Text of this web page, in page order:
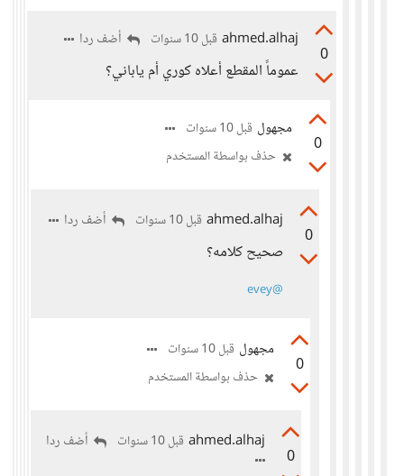
0
ahmed.alhaj قبل 10 سنوات أضف ردا
عموماً المقطع أعلاه كوري أم ياباني؟
0
مجهول قبل 10 سنوات
حذف بواسطة المستخدم
0
ahmed.alhaj قبل 10 سنوات أضف ردا
صحيح كلامه؟
@evey
0
مجهول قبل 10 سنوات
حذف بواسطة المستخدم
0
ahmed.alhaj قبل 10 سنوات أضف ردا